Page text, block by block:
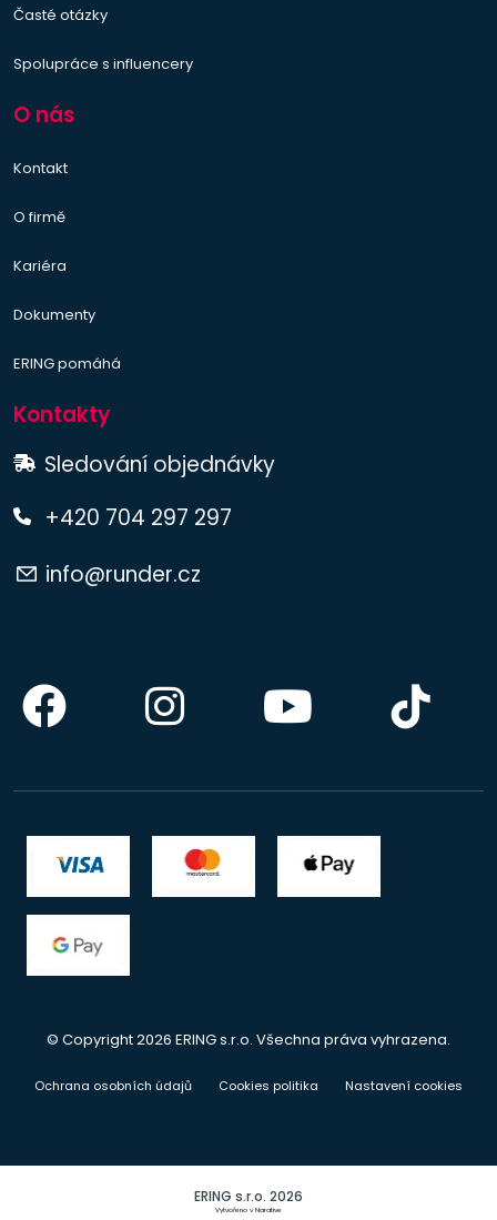
Časté otázky
Spolupráce s influencery
O nás
Kontakt
O firmě
Kariéra
Dokumenty
ERING pomáhá
Kontakty
Sledování objednávky
+420 704 297 297
info@runder.cz
© Copyright 2026 ERING s.r.o. Všechna práva vyhrazena.
Ochrana osobních údajů Cookies politika Nastavení cookies
ERING s.r.o. 2026
Vytvořeno v Narative